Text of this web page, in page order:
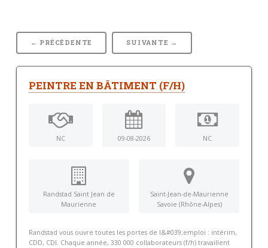
← PRÉCÉDENTE SUIVANTE →
PEINTRE EN BÂTIMENT (F/H)
NC 09-08-2026 NC
Randstad Saint Jean de
Maurienne
Saint-Jean-de-Maurienne
Savoie (Rhône-Alpes)
Randstad vous ouvre toutes les portes de l&#039;emploi : intérim,
CDD, CDI. Chaque année, 330 000 collaborateurs (f/h) travaillent